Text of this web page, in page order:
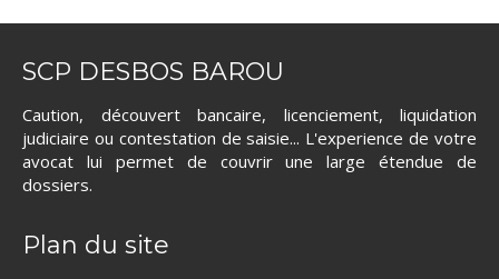
SCP DESBOS BAROU
Caution, découvert bancaire, licenciement, liquidation
judiciaire ou contestation de saisie... L'experience de votre
avocat lui permet de couvrir une large étendue de
dossiers.
Plan du site